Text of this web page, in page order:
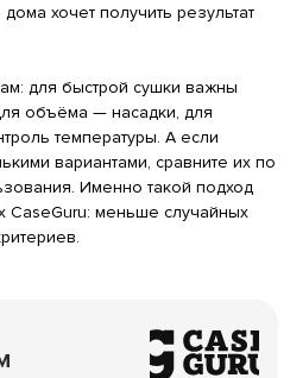
хочет получить результат
для быстрой сушки важны
объёма — насадки, для
температуры. А если
вариантами, сравните их по
Именно такой подход
CaseGuru: меньше случайных